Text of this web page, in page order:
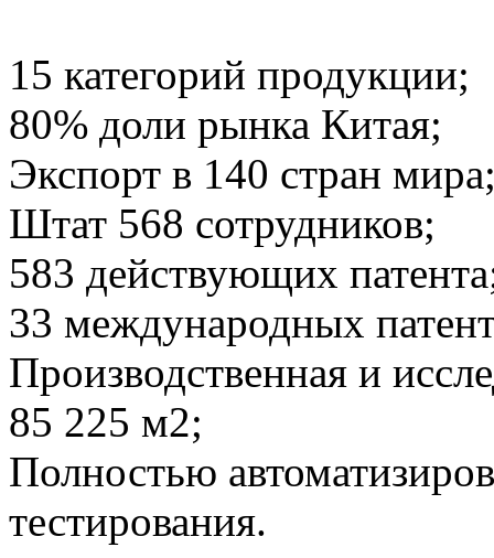
15 категорий продукции;
80% доли рынка Китая;
Экспорт в 140 стран
Штат 568 сотрудников;
583 действующих
33 международных
Производственная и
85 225 м2;
Полностью
тестирования.